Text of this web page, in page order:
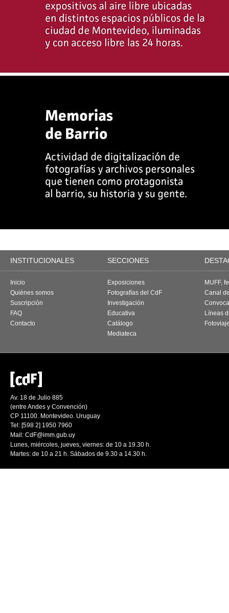
INSTITUCIONALES SECCIONES
Inicio
Quiénes somos
Suscripción
FAQ
Contacto
Exposiciones
Fotografías del CdF
Investigación
Educativa
Catálogo
Mediateca
MUFF,
Canal
Líneas
Av. 18 de Julio 885
(entre Andes y Convención)
CP 11100. Montevideo. Uruguay
Tel: [598 2] 1950 7960
Mail: CdF@imm.gub.uy
Lunes, miércoles, jueves, viernes: de 10 a 19.30 h.
Martes: de 10 a 21 h. Sábados de 9.30 a 14.30 h.